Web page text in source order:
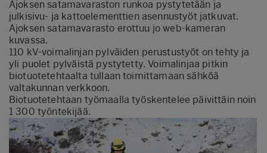
Ajoksen satamavaraston runkoa pystytetään ja
julkisivu- ja kattoelementtien asennustyöt jatkuvat.
Ajoksen satamavarasto erottuu joweb-kameran
kuvassa.
110 kV-voimalinjan pylväiden perustustyöt on tehty ja
yli puolet pylväistä pystytetty. Voimalinjaa pitkin
biotuotetehtaalta tullaan toimittamaan sähköä
valtakunnan verkkoon.
Biotuotetehtaan työmaalla työskentelee päivittäin noin
1 300 työntekijää.